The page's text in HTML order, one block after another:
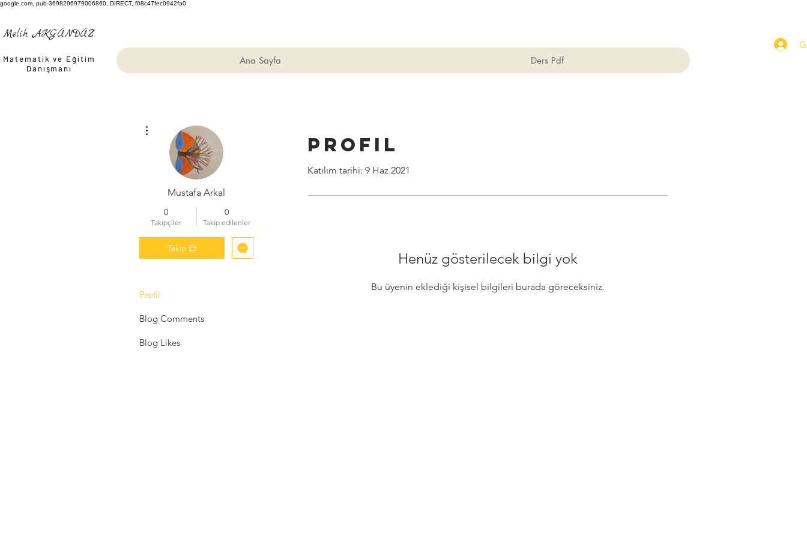
google.com, pub-3698296979006860, DIRECT, f08c47fec0942fa0
Melih AKGÜNDÜZ
Matematik ve Eğitim
Danışmanı
Ana Sayfa Ders Pdf
Profil
Katılım tarihi: 9 Haz 2021
Henüz gösterilecek bilgi yok
Bu üyenin eklediği kişisel bilgileri burada göreceksiniz.
Mustafa Arkal
0
Takipçiler
0
Takip edilenler
Takip Et
Profil
Blog Comments
Blog Likes